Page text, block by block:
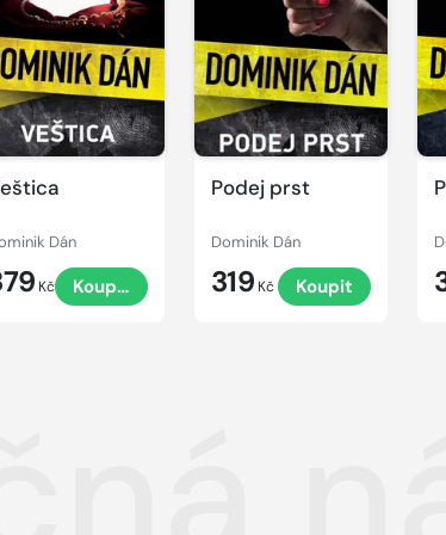
Dán
Kč Koupit
Podej prst
Dominik Dán
319 Kč Koupit